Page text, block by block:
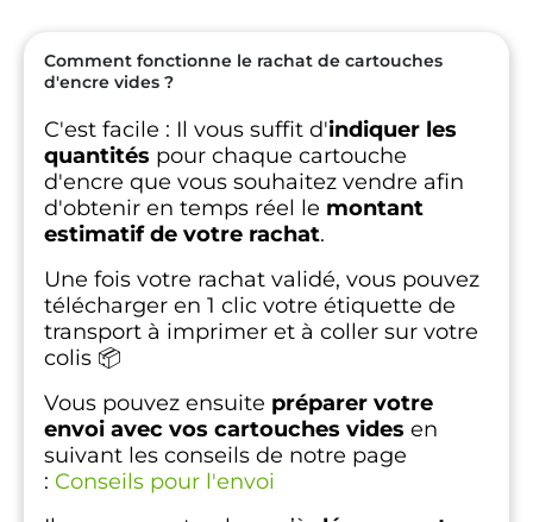
Comment fonctionne le rachat de cartouches
d'encre vides ?
C'est facile : Il vous suffit d'indiquer les
quantités pour chaque cartouche
d'encre que vous souhaitez vendre afin
d'obtenir en temps réel le montant
estimatif de votre rachat.
Une fois votre rachat validé, vous pouvez
télécharger en 1 clic votre étiquette de
transport à imprimer et à coller sur votre
colis 📦
Vous pouvez ensuite préparer votre
envoi avec vos cartouches vides en
suivant les conseils de notre page
: Conseils pour l'envoi